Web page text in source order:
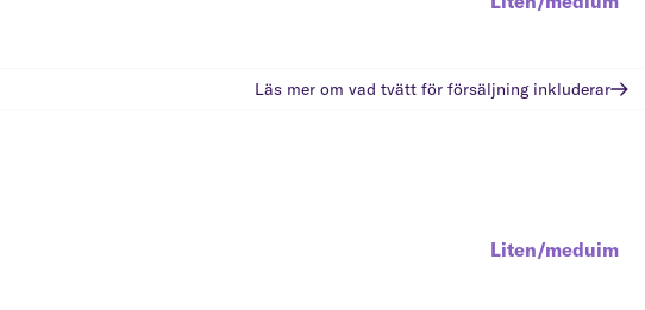
Läs mer om vad tvätt för försäljninginkluderar
Liten/meduim